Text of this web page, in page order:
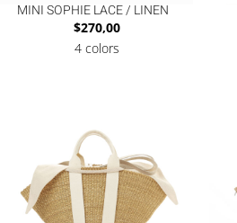
MINI SOPHIE LACE / LINEN
$270,00
4 colors